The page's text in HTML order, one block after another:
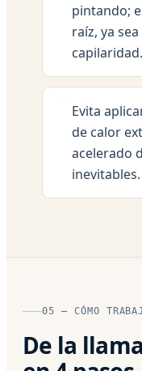
pintando;
raíz, ya
capilaridad.
Evita
de calor
acelerado
inevitables.
05 — CÓMO
De la